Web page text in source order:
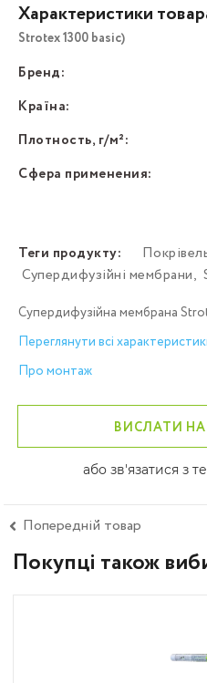
Характеристики
Strotex 1300 basic)
Бренд:
Країна:
Плотность, г/м²:
Сфера применения:
Теги продукту:
Супердифузійні мембрани,
Супердифузійна мембрана
Переглянути всі
Про монтаж
ВИСЛАТИ НА
або зв'язатися з
Попередній товар
Покупці також